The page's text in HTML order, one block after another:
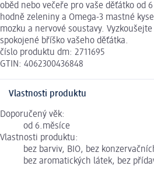
oběd nebo večeře pro vaše děťátko od
hodně zeleniny a Omega-3 mastné
mozku a nervové soustavy.
spokojené bříško vašeho děťátka.
číslo produktu dm: 2711695
GTIN: 4062300436848
Vlastnosti produktu
Doporučený věk:
od 6.měsíce
Vlastnosti produktu:
bez barviv, BIO, bez
bez aromatických látek, bez